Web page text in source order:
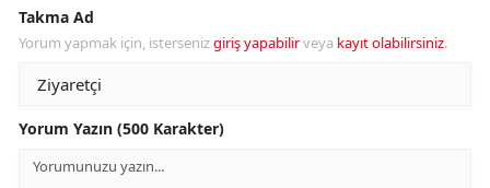
Takma Ad
Yorum yapmak için, istersenizgiriş yapabilirveya kayıt olabilirsiniz.
Yorum Yazın (500 Karakter)